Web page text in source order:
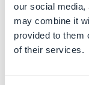
our social media,
may combine it
provided to them
of their services.
un
Más